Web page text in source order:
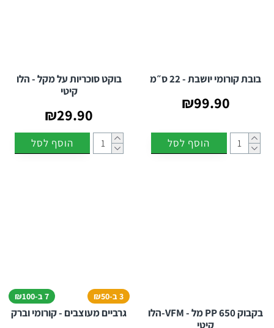
בובת קורומי יושבת - 22 ס״מ
₪99.90
הוסף לסל
בוקט סוכריות על מקל - הלו
קיטי
₪29.90
הוסף לסל
בקבוק PP 650 מל - VFM-הלו
קיטי
3 ב-₪50 7 ב-₪100
גרביים מעוצבים - קורומי וברק